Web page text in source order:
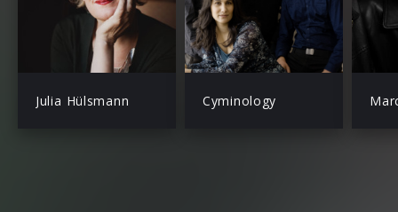
Julia Hülsmann Cyminology